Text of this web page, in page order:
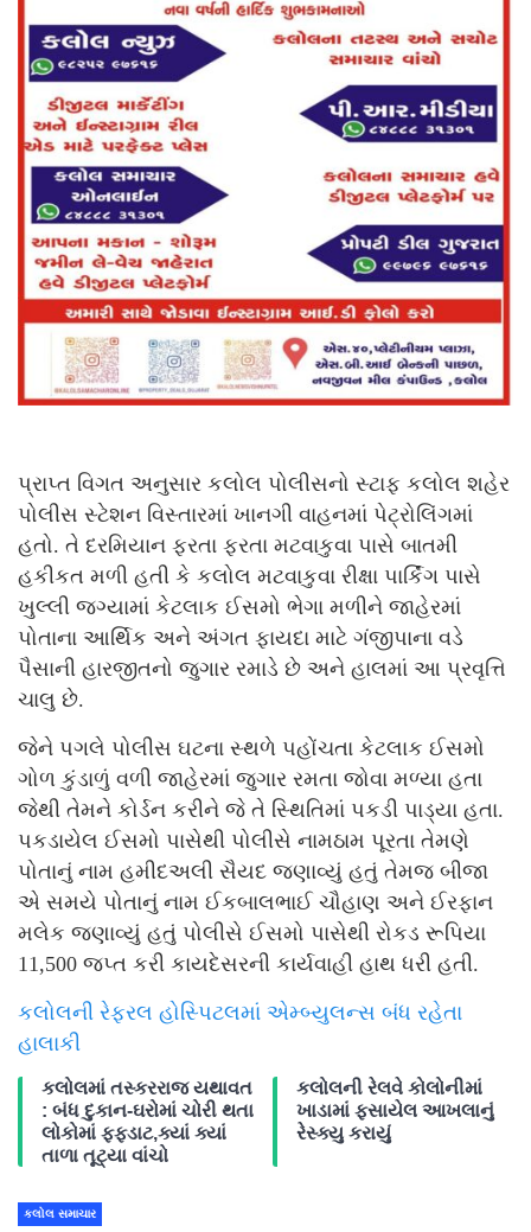
પ્રાપ્ત વિગત અનુસાર કલોલ પોલીસનો સ્ટાફ કલોલ શહેર
પોલીસ સ્ટેશન વિસ્તારમાં ખાનગી વાહનમાં પેટ્રોલિંગમાં
હતો. તે દરમિયાન ફરતા ફરતા મટવાકુવા પાસે બાતમી
હકીકત મળી હતી કે કલોલ મટવાકુવા રીક્ષા પાર્કિંગ પાસે
ખુલ્લી જગ્યામાં કેટલાક ઈસમો ભેગા મળીને જાહેરમાં
પોતાના આર્થિક અને અંગત ફાયદા માટે ગંજીપાના વડે
પૈસાની હારજીતનો જુગાર રમાડે છે અને હાલમાં આ પ્રવૃત્તિ
ચાલુ છે.
જેને પગલે પોલીસ ઘટના સ્થળે પહોંચતા કેટલાક ઈસમો
ગોળ કુંડાળું વળી જાહેરમાં જુગાર રમતા જોવા મળ્યા હતા
જેથી તેમને કોર્ડન કરીને જે તે સ્થિતિમાં પકડી પાડ્યા હતા.
પકડાયેલ ઈસમો પાસેથી પોલીસે નામઠામ પૂરતા તેમણે
પોતાનું નામ હમીદઅલી સૈયદ જણાવ્યું હતું તેમજ બીજા
એ સમયે પોતાનું નામ ઈકબાલભાઈ ચૌહાણ અને ઈરફાન
મલેક જણાવ્યું હતું પોલીસે ઈસમો પાસેથી રોકડ રૂપિયા
11,500 જપ્ત કરી કાયદેસરની કાર્યવાહી હાથ ધરી હતી.
કલોલની રેફરલ હોસ્પિટલમાં એમ્બ્યુલન્સ બંધ રહેતા
હાલાકી
કલોલમાં તસ્કરરાજ યથાવત
: બંધ દુકાન-ઘરોમાં ચોરી થતા
લોકોમાં ફફડાટ,ક્યાં ક્યાં
તાળા તૂટ્યા વાંચો
કલોલની રેલવે કોલોનીમાં
ખાડામાં ફસાયેલ આખલાનું
રેસ્ક્યુ કરાયું
કલોલ સમાચાર